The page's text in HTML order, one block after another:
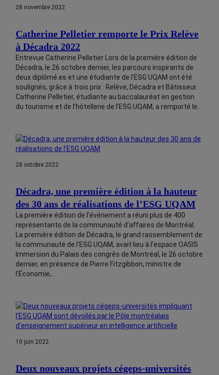
28 novembre 2022
Catherine Pelletier remporte le Prix Relève
à Décadra 2022
Entrevue Catherine Pelletier Lors de la première édition de
Décadra, le 26 octobre dernier, les parcours inspirants de
deux diplômé.es et une étudiante de l’ESG UQAM ont été
soulignés, grâce à trois prix : Relève, Décadra et Bâtisseur.
Catherine Pelletier, étudiante au baccalauréat en gestion
du tourisme et de l’hôtellerie de l’ESG UQAM, a remporté le…
28 octobre 2022
Décadra, une première édition à la hauteur
des 30 ans de réalisations de l’ESG UQAM
La première édition de l’événement a réuni plus de 400
représentants de la communauté d’affaires de Montréal.
La première édition de Décadra, le grand rassemblement de
la communauté de l’ESG UQAM, avait lieu à l’espace OASIS
Immersion du Palais des congrès de Montréal, le 26 octobre
dernier, en présence de Pierre Fitzgibbon, ministre de
l’Économie,…
10 juin 2022
Deux nouveaux projets cégeps-universités